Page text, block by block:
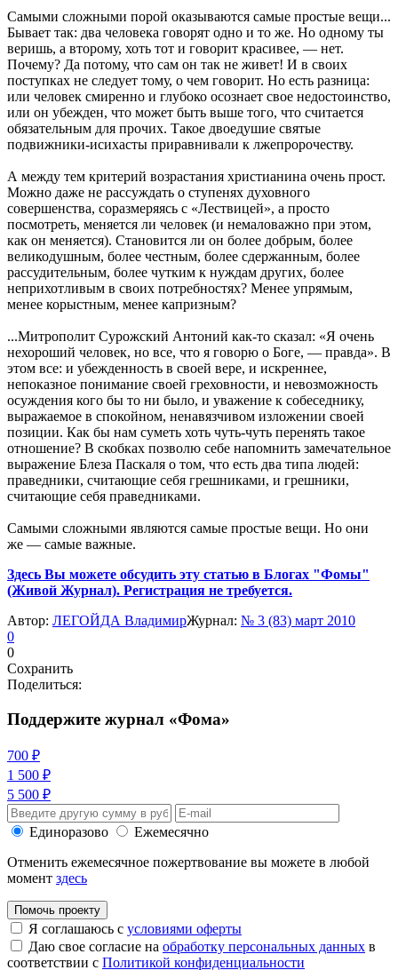
Самыми сложными порой оказываются самые простые вещи...
Бывает так: два человека говорят одно и то же. Но одному ты
веришь, а второму, хоть тот и говорит красивее, — нет.
Почему? Да потому, что сам он так не живет! И в своих
поступках не следует тому, о чем говорит. Но есть разница:
или человек смиренно и глубоко осознает свое недостоинство,
или он убежден, что может быть выше того, что считается
обязательным для прочих. Такое двоедушие святые
подвижники-исихасты приравнивали к лжепророчеству.
А между тем критерий возрастания христианина очень прост.
Можно даже не рассуждать о ступенях духовного
совершенства, соразмеряясь с «Лествицей», а просто
посмотреть, меняется ли человек (и немаловажно при этом,
как он меняется). Становится ли он более добрым, более
великодушным, более честным, более сдержанным, более
рассудительным, более чутким к нуждам других, более
неприхотливым в своих потребностях? Менее упрямым,
менее корыстным, менее капризным?
...Митрополит Сурожский Антоний как-то сказал: «Я очень
нехороший человек, но все, что я говорю о Боге, — правда». В
этом все: и убежденность в своей вере, и искреннее,
непоказное понимание своей греховности, и невозможность
осуждения кого бы то ни было, и уважение к собеседнику,
выражаемое в спокойном, ненавязчивом изложении своей
позиции. Как бы нам суметь хоть чуть-чуть перенять такое
отношение? В скобках позволю себе напомнить замечательное
выражение Блеза Паскаля о том, что есть два типа людей:
праведники, считающие себя грешниками, и грешники,
считающие себя праведниками.
Самыми сложными являются самые простые вещи. Но они
же — самые важные.
Здесь Вы можете обсудить эту статью в Блогах "Фомы"
(Живой Журнал). Регистрация не требуется.
Автор: ЛЕГОЙДА ВладимирЖурнал: № 3 (83) март 2010
0
0
Сохранить
Поделиться:
Поддержите журнал «Фома»
700 ₽
1 500 ₽
5 500 ₽
Единоразово
Ежемесячно
Отменить ежемесячное пожертвование вы можете в любой
момент здесь
Помочь проекту
Я соглашаюсь с условиями оферты
Даю свое согласие на обработку персональных данных в
соответствии с Политикой конфиденциальности